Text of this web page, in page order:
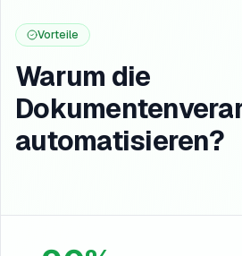
Vorteile
Warum die
automatisieren?